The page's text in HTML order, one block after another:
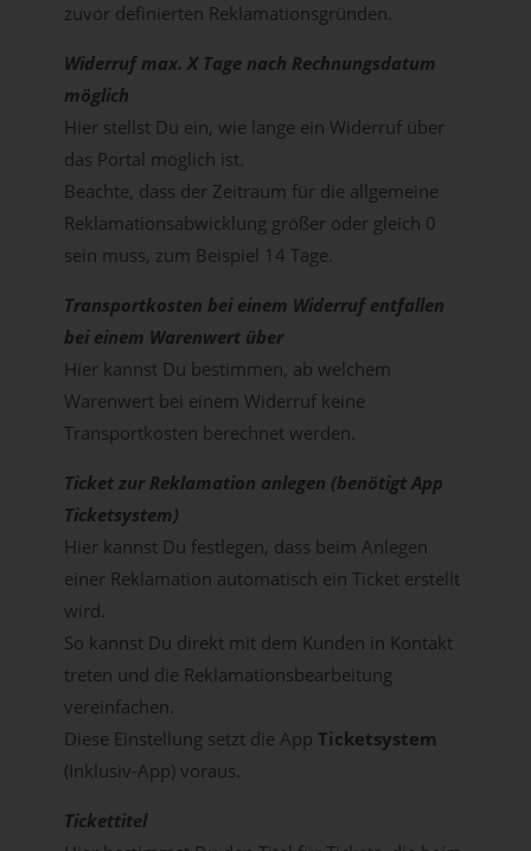
zuvor definierten Reklamationsgründen.
Widerruf max. X Tage nach Rechnungsdatum
möglich
Hier stellst Du ein, wie lange ein Widerruf über
das Portal möglich ist.
Beachte, dass der Zeitraum für die allgemeine
Reklamationsabwicklung größer oder gleich 0
sein muss, zum Beispiel 14 Tage.
Transportkosten bei einem Widerruf entfallen
bei einem Warenwert über
Hier kannst Du bestimmen, ab welchem
Warenwert bei einem Widerruf keine
Transportkosten berechnet werden.
Ticket zur Reklamation anlegen (benötigt App
Ticketsystem)
Hier kannst Du festlegen, dass beim Anlegen
einer Reklamation automatisch ein Ticket erstellt
wird.
So kannst Du direkt mit dem Kunden in Kontakt
treten und die Reklamationsbearbeitung
vereinfachen.
Diese Einstellung setzt die App Ticketsystem
(Inklusiv-App) voraus.
Tickettitel